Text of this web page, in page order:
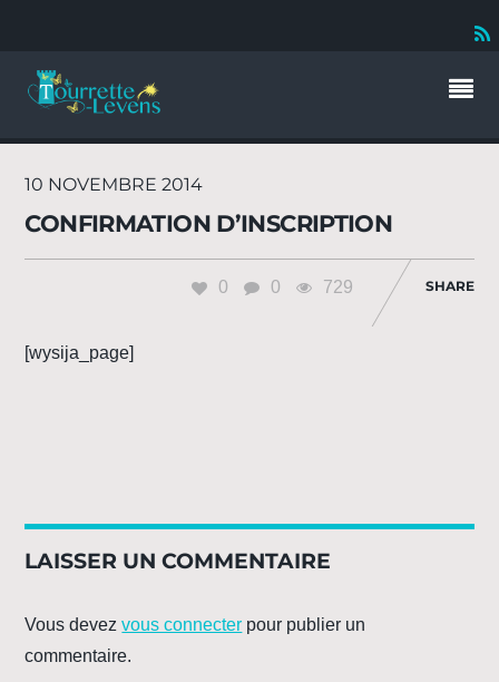
10 NOVEMBRE 2014
CONFIRMATION D’INSCRIPTION
0 0 729 SHARE
[wysija_page]
LAISSER UN COMMENTAIRE
Vous devezvous connecter pour publier un
commentaire.